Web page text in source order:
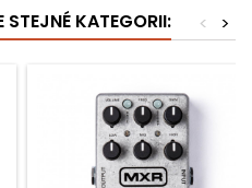
KATEGORII: >
<